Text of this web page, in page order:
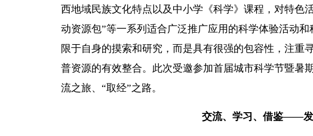
西地域民族文化特点以及中小学《科学》课程，对特色
动资源包”等一系列适合广泛推广应用的科学体验活动
限于自身的摸索和研究，而是具有很强的包容性，注重
普资源的有效整合。此次受邀参加首届城市科学节暨暑
流之旅、“取经”之路。
交流、学习、借鉴——